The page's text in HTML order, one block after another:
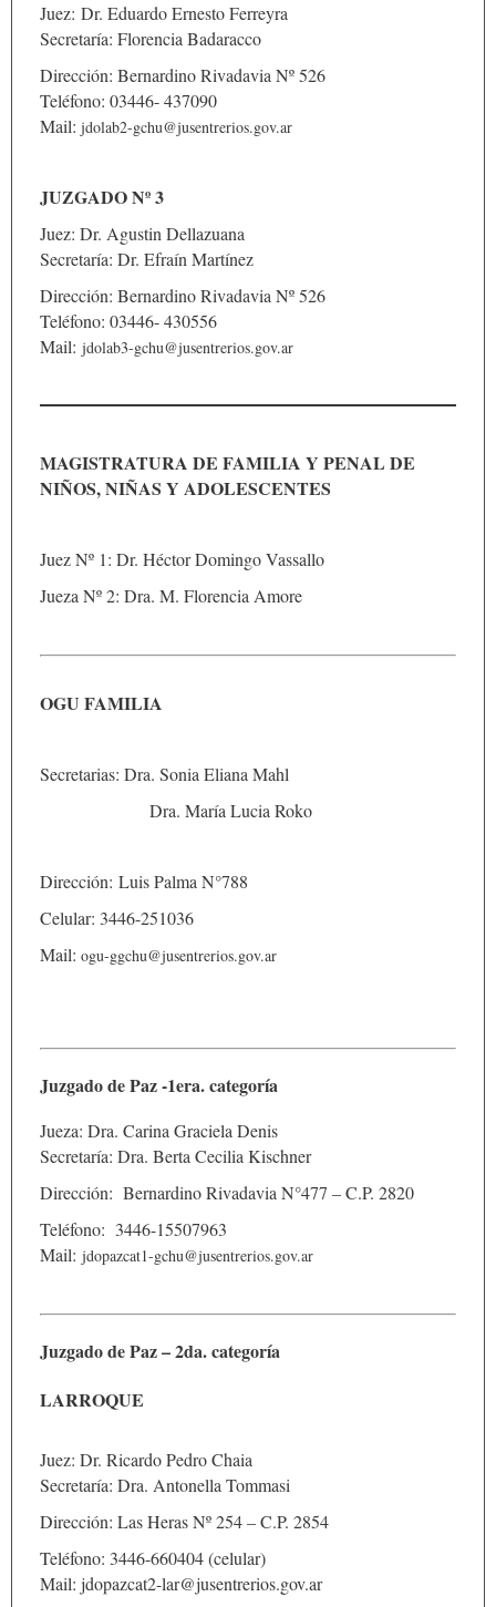
Juez: Dr. Eduardo Ernesto Ferreyra
Secretaría: Florencia Badaracco
Dirección: Bernardino Rivadavia Nº 526
Teléfono: 03446- 437090
Mail: jdolab2-gchu@jusentrerios.gov.ar
JUZGADO Nº 3
Juez: Dr. Agustin Dellazuana
Secretaría: Dr. Efraín Martínez
Dirección: Bernardino Rivadavia Nº 526
Teléfono: 03446- 430556
Mail: jdolab3-gchu@jusentrerios.gov.ar
MAGISTRATURA DE FAMILIA Y PENAL DE
NIÑOS, NIÑAS Y ADOLESCENTES
Juez Nº 1: Dr. Héctor Domingo Vassallo
Jueza Nº 2: Dra. M. Florencia Amore
OGU FAMILIA
Secretarias: Dra. Sonia Eliana Mahl
Dra. María Lucia Roko
Dirección: Luis Palma N°788
Celular: 3446-251036
Mail: ogu-ggchu@jusentrerios.gov.ar
Juzgado de Paz -1era. categoría
Jueza: Dra. Carina Graciela Denis
Secretaría: Dra. Berta Cecilia Kischner
Dirección: Bernardino Rivadavia N°477 – C.P. 2820
Teléfono: 3446-15507963
Mail: jdopazcat1-gchu@jusentrerios.gov.ar
Juzgado de Paz – 2da. categoría
LARROQUE
Juez: Dr. Ricardo Pedro Chaia
Secretaría: Dra. Antonella Tommasi
Dirección: Las Heras Nº 254 – C.P. 2854
Teléfono: 3446-660404 (celular)
Mail: jdopazcat2-lar@jusentrerios.gov.ar